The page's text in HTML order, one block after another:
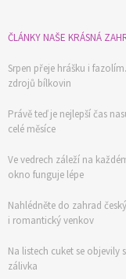
ČLÁNKY NAŠE KRÁSNÁ
Srpen přeje hrášku i
zdrojů bílkovin
Právě teď je nejlepší čas
celé měsíce
Ve vedrech záleží na
okno funguje lépe
Nahlédněte do zahrad
i romantický venkov
Na listech cuket se objevily
zálivka